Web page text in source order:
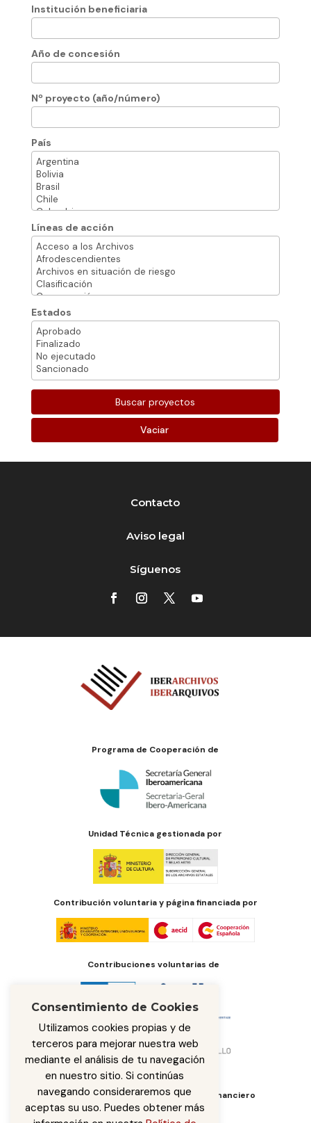
Institución beneficiaria
Año de concesión
Nº proyecto (año/número)
País
Líneas de acción
Estados
Vaciar
Contacto
Aviso legal
Síguenos
Programa de Cooperación de
Unidad Técnica gestionada por
Contribución voluntaria y página financiada por
Contribuciones voluntarias de
Órgano de administración del fondo financiero
Consentimiento de Cookies
Utilizamos cookies propias y de
terceros para mejorar nuestra web
mediante el análisis de tu navegación
en nuestro sitio. Si continúas
navegando consideraremos que
aceptas su uso. Puedes obtener más